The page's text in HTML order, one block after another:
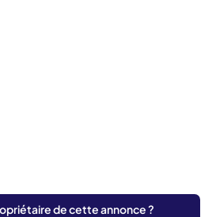
de cette annonce ?